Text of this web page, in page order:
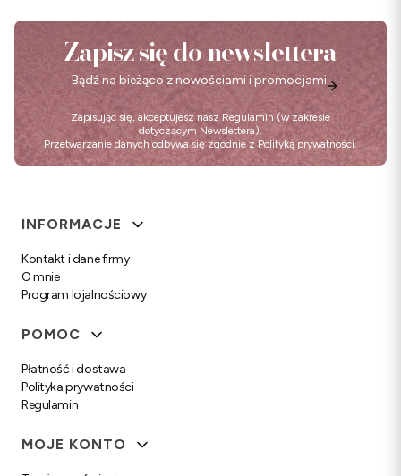
Zapisz się do newslettera
Bądź na bieżąco z nowościami i promocjami.
Zapisując się, akceptujesz nasz Regulamin (w zakresie
dotyczącym Newslettera).
Przetwarzanie danych odbywa się zgodnie z Polityką prywatności.
Linki w stopce
INFORMACJE
Kontakt i dane firmy
O mnie
Program lojalnościowy
POMOC
Płatność i dostawa
Polityka prywatności
Regulamin
MOJE KONTO